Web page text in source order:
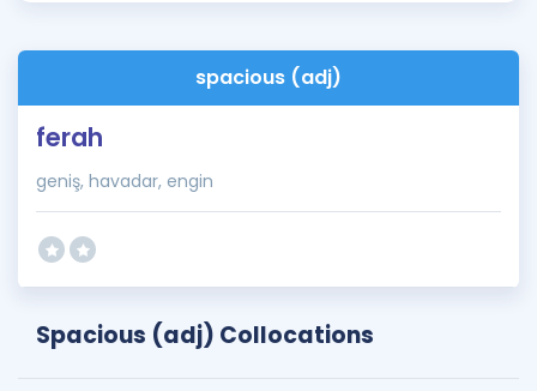
İngilizce Gramer
spacious (adj)
ferah
geniş, havadar, engin
Spacious (adj) Collocations